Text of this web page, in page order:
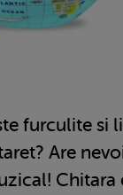
furculite si
Are
Chitara